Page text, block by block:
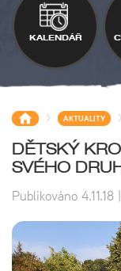
KALENDÁŘ
> AKTUALITY >
DĚTSKÝ
SVÉHO
Publikováno 4.11.18